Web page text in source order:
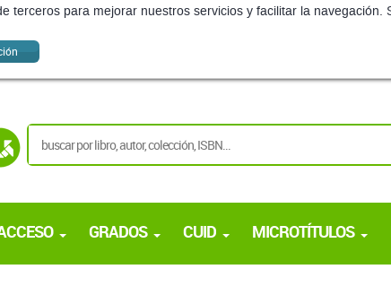
terceros para mejorar nuestros servicios y facilitar la
GRADOS CUID MICROTÍTULOS